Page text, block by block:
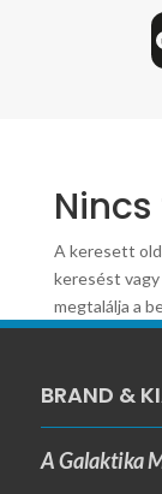
A keresett
keresést
megtalálja a
BRAND &
A Galaktika